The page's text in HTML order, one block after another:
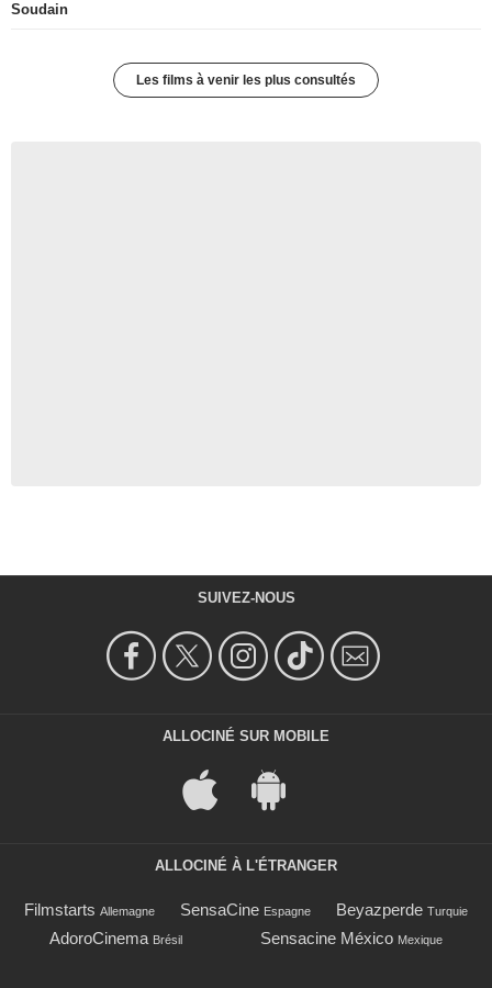
Soudain
Les films à venir les plus consultés
SUIVEZ-NOUS
ALLOCINÉ SUR MOBILE
ALLOCINÉ À L'ÉTRANGER
Filmstarts Allemagne SensaCine Espagne Beyazperde Turquie
AdoroCinema Brésil Sensacine México Mexique